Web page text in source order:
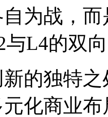
为战，
与L4的双
的独特
化商业